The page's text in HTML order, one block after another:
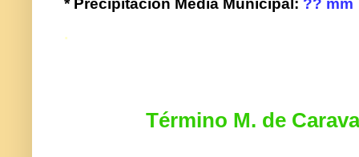
* Precipitación Media Municipal: ?? mm
.
Término M. de